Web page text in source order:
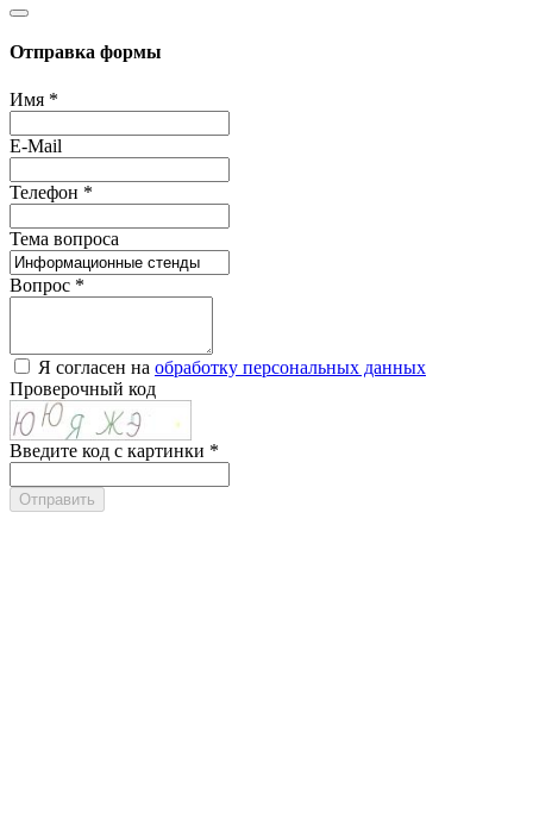
Отправка формы
Имя *
E-Mail
Телефон *
Тема вопроса
Вопрос *
Я согласен на обработку персональных данных
Проверочный код
Введите код с картинки *
Отправить